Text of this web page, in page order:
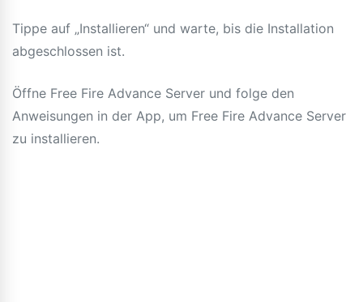
Tippe auf „Installieren“ und warte, bis die Installation
abgeschlossen ist.
Öffne Free Fire Advance Server und folge den
Anweisungen in der App, um Free Fire Advance Server
zu installieren.